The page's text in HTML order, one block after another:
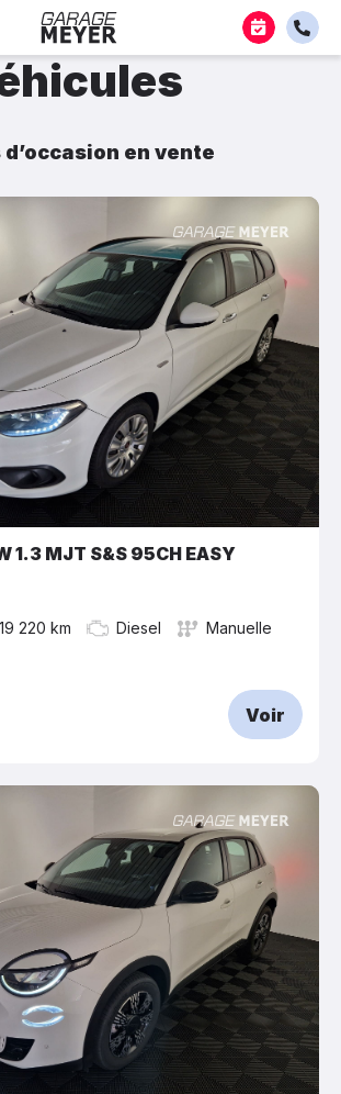
en vente
1.3 MJT S&S 95CH EASY
220 km Diesel
Manuelle
Voir